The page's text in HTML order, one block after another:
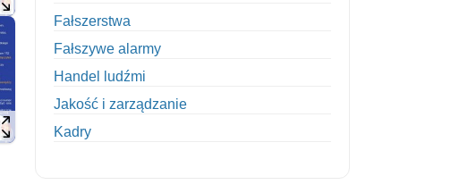
Fałszerstwa
Fałszywe alarmy
Handel ludźmi
Jakość i zarządzanie
Kadry